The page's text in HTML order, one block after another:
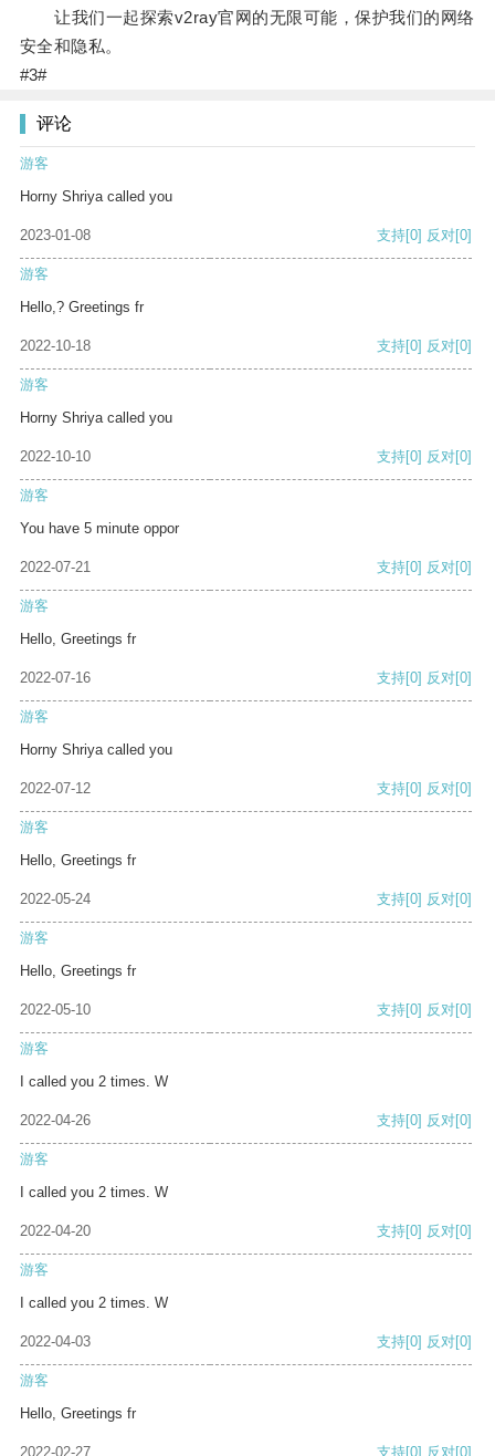
让我们一起探索v2ray官网的无限可能，保护我们的网络
安全和隐私。
#3#
评论
游客
Horny Shriya called you
2023-01-08 支持[0] 反对[0]
游客
Hello,? Greetings fr
2022-10-18 支持[0] 反对[0]
游客
Horny Shriya called you
2022-10-10 支持[0] 反对[0]
游客
You have 5 minute oppor
2022-07-21 支持[0] 反对[0]
游客
Hello, Greetings fr
2022-07-16 支持[0] 反对[0]
游客
Horny Shriya called you
2022-07-12 支持[0] 反对[0]
游客
Hello, Greetings fr
2022-05-24 支持[0] 反对[0]
游客
Hello, Greetings fr
2022-05-10 支持[0] 反对[0]
游客
I called you 2 times. W
2022-04-26 支持[0] 反对[0]
游客
I called you 2 times. W
2022-04-20 支持[0] 反对[0]
游客
I called you 2 times. W
2022-04-03 支持[0] 反对[0]
游客
Hello, Greetings fr
2022-02-27 支持[0] 反对[0]